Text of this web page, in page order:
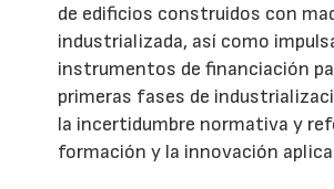
de edificios construidos con
industrializada, así como
instrumentos de financiación
primeras fases de
la incertidumbre normativa y
formación y la innovación